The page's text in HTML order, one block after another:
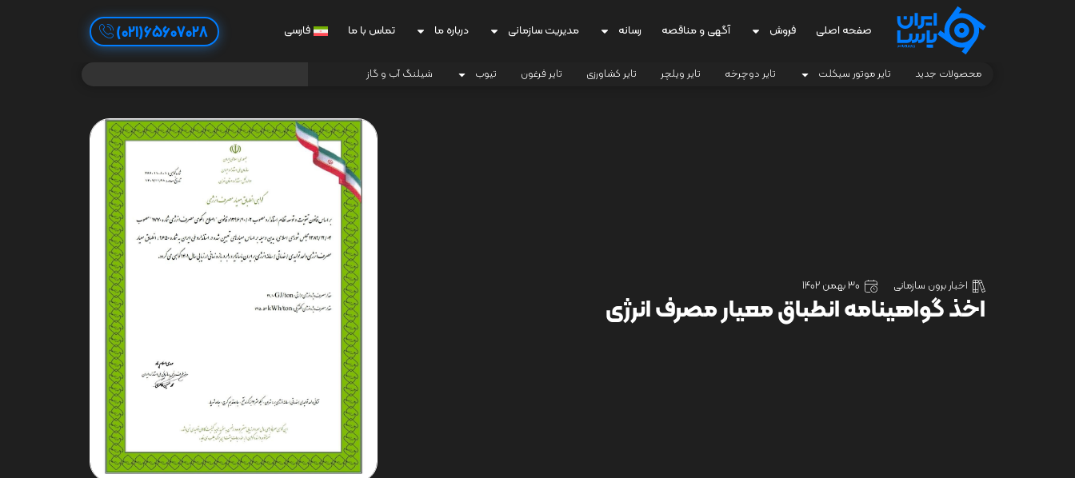
صفحه اصلی فروش آگهی و مناقصه رسانه مدیریت سازمانی درباره ما تماس با ما فارسی 65607028(021)
محصولات جدید تایر موتور سیکلت تایر دوچرخه تایر ویلچر تایر کشاورزی تایر فرغون تیوب شیلنگ آب و گاز
اخبار برون سازمانی 30 بهمن 1402
اخذ گواهینامه انطباق معیار مصرف انرژی